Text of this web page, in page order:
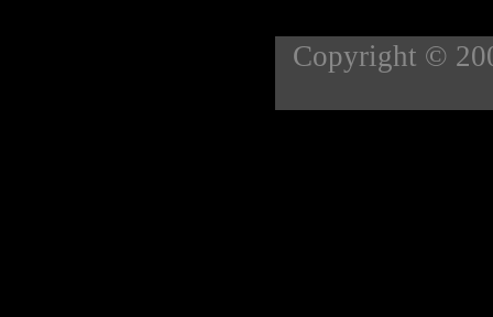
Copyright ©